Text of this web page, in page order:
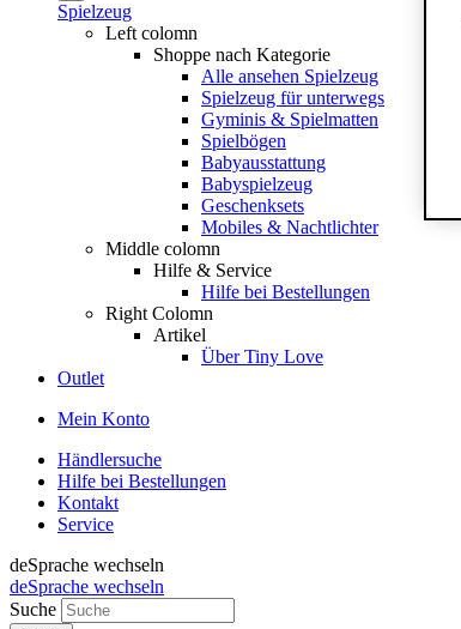
Spielzeug
Left colomn
Shoppe nach Kategorie
Alle ansehen Spielzeug
Spielzeug für unterwegs
Gyminis & Spielmatten
Spielbögen
Babyausstattung
Babyspielzeug
Geschenksets
Mobiles & Nachtlichter
Middle colomn
Hilfe & Service
Hilfe bei Bestellungen
Right Colomn
Artikel
Über Tiny Love
Outlet
Mein Konto
Händlersuche
Hilfe bei Bestellungen
Kontakt
Service
deSprache wechseln
deSprache wechseln
Suche